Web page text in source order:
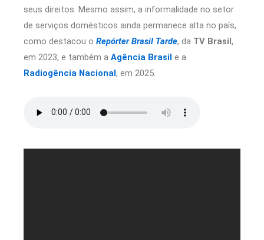
seus direitos. Mesmo assim, a informalidade no setor
de serviços domésticos ainda permanece alta no país,
como destacou o Repórter Brasil Tarde, da TV Brasil,
em 2023, e também a Agência Brasil e a
Radiogência Nacional, em 2025.